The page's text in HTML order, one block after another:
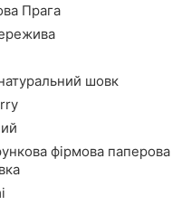
Прага
шовк
фірмова паперова